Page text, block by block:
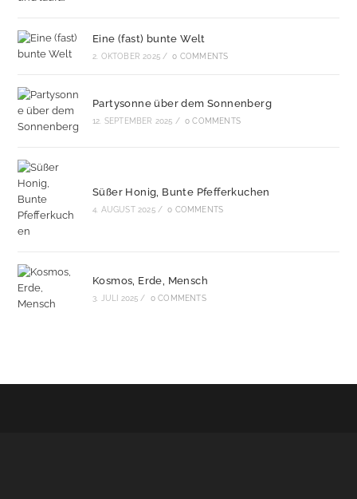
Eine (fast) bunte Welt
2. OKTOBER 2025 / 0 COMMENTS
Partysonne über dem Sonnenberg
12. SEPTEMBER 2025 / 0 COMMENTS
Süßer Honig, Bunte Pfefferkuchen
4. AUGUST 2025 / 0 COMMENTS
Kosmos, Erde, Mensch
3. JULI 2025 / 0 COMMENTS